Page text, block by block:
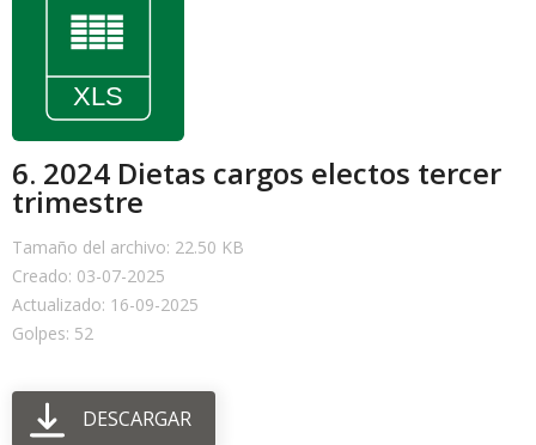
6. 2024 Dietas cargos electos tercer
trimestre
Tamaño del archivo: 22.50 KB
Creado: 03-07-2025
Actualizado: 16-09-2025
Golpes: 52
DESCARGAR